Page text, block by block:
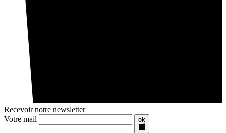
Recevoir notre newsletter
Votre mail
ok